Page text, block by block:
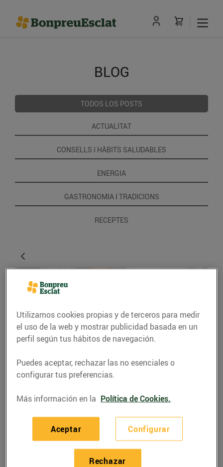
BLOG
TODOS LOS POSTS
ACTUALITAT
CONSELLS I HÀBITS SALUDABLES
ENERGIA
GASTRONOMIA I TRADICIONS
RECEPTES
RECETAS
Canelons de pernil
ibèric amb beixamel de
formatge
01/noviembre/2024
Utilizamos cookies propias y de terceros para medir
el uso de la web y mostrar publicidad basada en un
perfil según tus hábitos de navegación.
Puedes aceptar, rechazar las no esenciales o
configurar tus preferencias.
Más información en la Política de Cookies.
Configurar
Rechazar
Aceptar